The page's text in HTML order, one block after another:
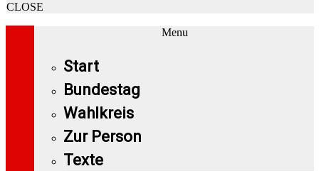
CLOSE
Menu
Start
Bundestag
Wahlkreis
Zur Person
Texte